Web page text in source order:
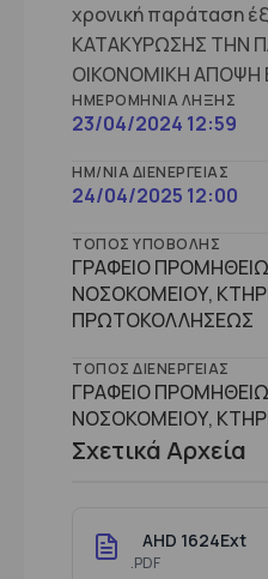
χρονική παράταση
ΚΑΤΑΚΥΡΩΣΗΣ ΤΗΝ
ΟΙΚΟΝΟΜΙΚΗ ΑΠΟΨΗ
ΗΜΕΡΟΜΗΝΊΑ ΛΉΞΗΣ
23/04/2024 12:59
ΗΜ/ΝΊΑ ΔΙΕΝΈΡΓΕΙΑΣ
24/04/2025 12:00
ΤΌΠΟΣ ΥΠΟΒΟΛΉΣ
ΓΡΑΦΕΙΟ
ΝΟΣΟΚΟΜΕΙΟΥ,
ΠΡΩΤΟΚΟΛΛΗΣΕΩΣ
ΤΌΠΟΣ ΔΙΕΝΈΡΓΕΙΑΣ
ΓΡΑΦΕΙΟ
ΝΟΣΟΚΟΜΕΙΟΥ,
Σχετικά Αρχεία
AHD 1624Ext
.PDF